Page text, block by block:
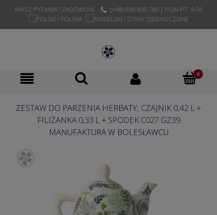
MASZ PYTANIA? ZADZWOŃ! (+48) 690 800 780 | PON-PT. 9-16
ZESTAW DO PARZENIA HERBATY, CZAJNIK 0,42 L +
FILIŻANKA 0,33 L + SPODEK C027 GZ39
MANUFAKTURA W BOLESŁAWCU